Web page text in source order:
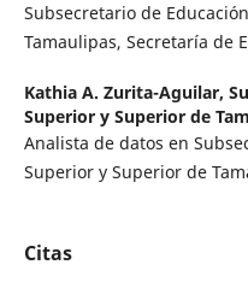
Subsecretario de
Tamaulipas, Secretaría de
Kathia A. Zurita-Aguilar,
Superior y Superior de
Analista de datos en
Superior y Superior de
Citas